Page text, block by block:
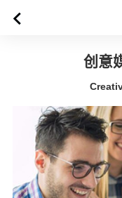
简体中文
关于西苏格兰大学
创意